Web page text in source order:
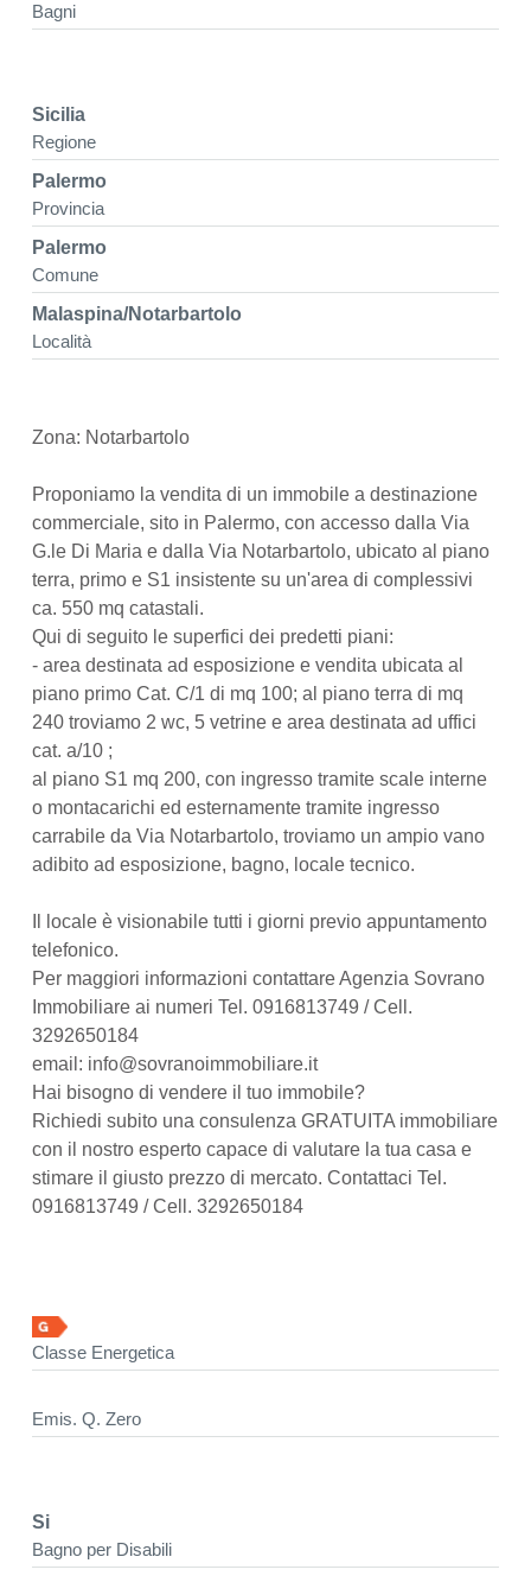
Bagni
Sicilia
Regione
Palermo
Provincia
Palermo
Comune
Malaspina/Notarbartolo
Località
Zona: Notarbartolo
Proponiamo la vendita di un immobile a destinazione
commerciale, sito in Palermo, con accesso dalla Via
G.le Di Maria e dalla Via Notarbartolo, ubicato al piano
terra, primo e S1 insistente su un'area di complessivi
ca. 550 mq catastali.
Qui di seguito le superfici dei predetti piani:
- area destinata ad esposizione e vendita ubicata al
piano primo Cat. C/1 di mq 100; al piano terra di mq
240 troviamo 2 wc, 5 vetrine e area destinata ad uffici
cat. a/10 ;
al piano S1 mq 200, con ingresso tramite scale interne
o montacarichi ed esternamente tramite ingresso
carrabile da Via Notarbartolo, troviamo un ampio vano
adibito ad esposizione, bagno, locale tecnico.
Il locale è visionabile tutti i giorni previo appuntamento
telefonico.
Per maggiori informazioni contattare Agenzia Sovrano
Immobiliare ai numeri Tel. 0916813749 / Cell.
3292650184
email: info@sovranoimmobiliare.it
Hai bisogno di vendere il tuo immobile?
Richiedi subito una consulenza GRATUITA immobiliare
con il nostro esperto capace di valutare la tua casa e
stimare il giusto prezzo di mercato. Contattaci Tel.
0916813749 / Cell. 3292650184
Classe Energetica
Emis. Q. Zero
Si
Bagno per Disabili